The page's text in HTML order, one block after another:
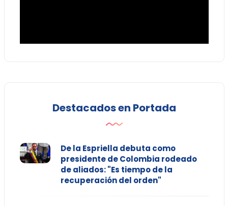
Destacados en Portada
De la Espriella debuta como
presidente de Colombia rodeado
de aliados: "Es tiempo de la
recuperación del orden"